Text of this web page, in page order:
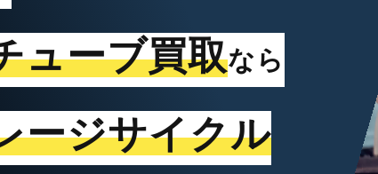
ューブ買取なら
ージサイクル